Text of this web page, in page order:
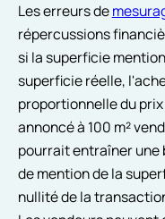
Les erreurs de
répercussions
si la superficie
superficie réelle,
proportionnelle du
annoncé à 100 m²
pourrait entraîner une
de mention de la
nullité de la